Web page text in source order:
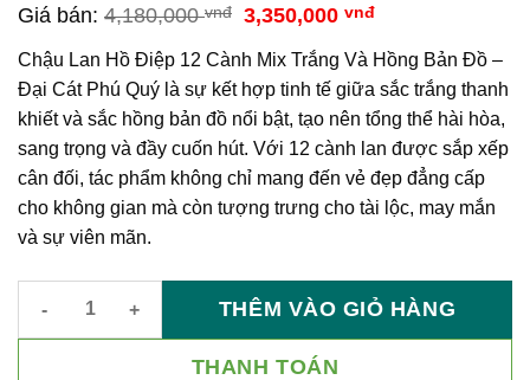
Giá bán: 4,180,000vnđ
Giá
là:
4,180,000 vnđ.
3,350,000vnđGiá
tại
là:
3,350,000 vnđ.
Chậu Lan Hồ Điệp 12 Cành Mix Trắng Và Hồng Bản Đồ –
Đại Cát Phú Quý là sự kết hợp tinh tế giữa sắc trắng thanh
khiết và sắc hồng bản đồ nổi bật, tạo nên tổng thể hài hòa,
sang trọng và đầy cuốn hút. Với 12 cành lan được sắp xếp
cân đối, tác phẩm không chỉ mang đến vẻ đẹp đẳng cấp
cho không gian mà còn tượng trưng cho tài lộc, may mắn
và sự viên mãn.
Chậu lan hồ điệp 12 cành mix trắng và hồng bản đồ – Đại
THÊM VÀO GIỎ HÀNG
THANH TOÁN